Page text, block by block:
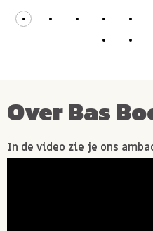
Over Bas
In de video zie je ons